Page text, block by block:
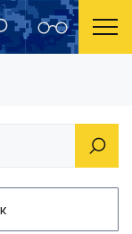
Про внесення змін